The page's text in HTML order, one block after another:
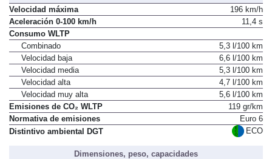
Velocidad máxima
196 km/h
Aceleración 0-100 km/h
11,4 s
Consumo WLTP
Combinado
5,3 l/100 km
Velocidad baja
6,6 l/100 km
Velocidad media
5,3 l/100 km
Velocidad alta
4,7 l/100 km
Velocidad muy alta
5,6 l/100 km
Emisiones de CO₂ WLTP
119 gr/km
Normativa de emisiones
Euro 6
Distintivo ambiental DGT
ECO
Dimensiones, peso, capacidades